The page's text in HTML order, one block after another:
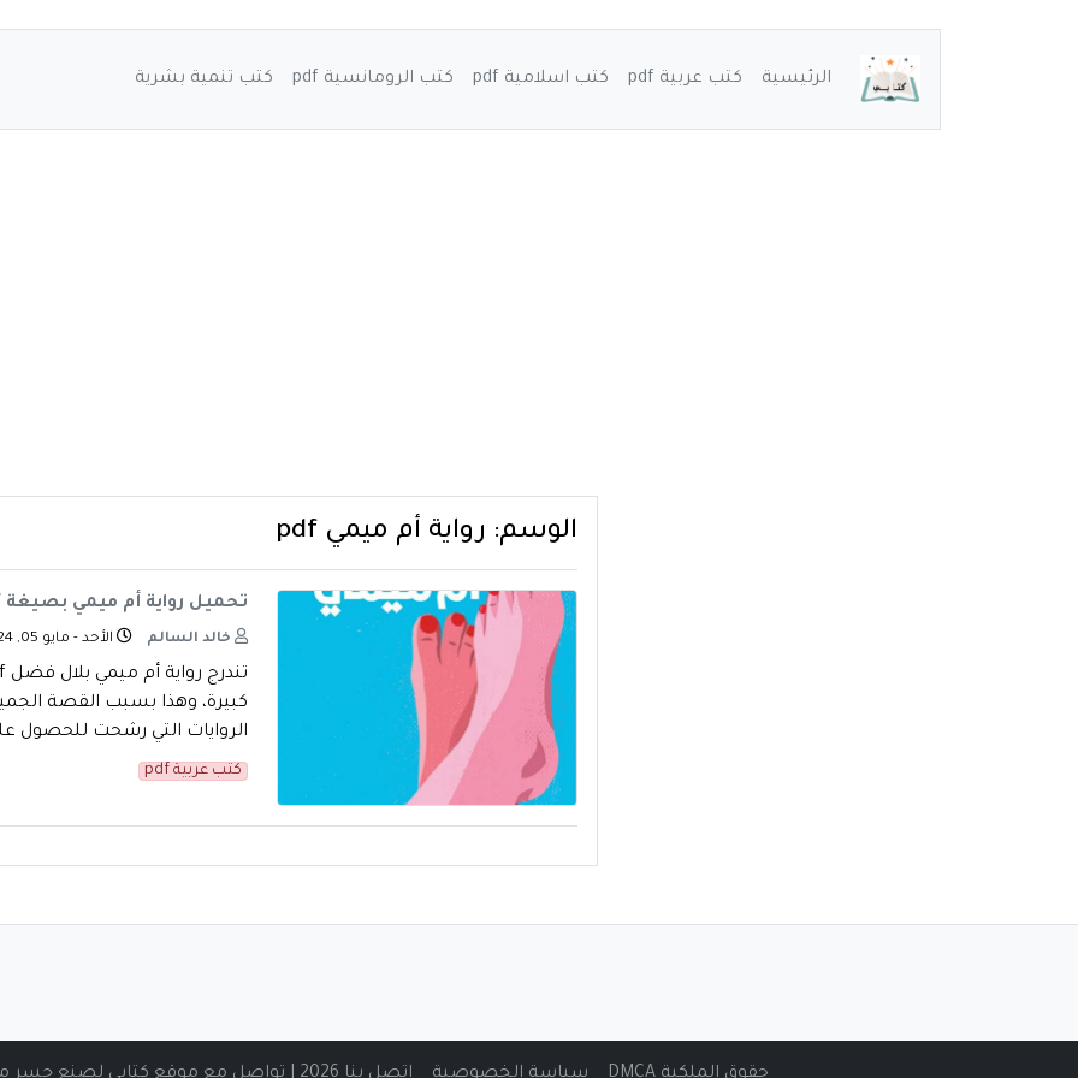
الرئيسية كتب عربية pdf كتب اسلامية pdf كتب الرومانسية pdf كتب تنمية بشرية
الوسم: رواية أم ميمي pdf
تحميل رواية أم ميمي بصيغة PDF للكاتب بلال فضل النسخة الأصلية
خالد السالم الأحد - مايو 05, 2024
كبيرة، وهذا بسبب القصة
الروايات التي رشحت للحصول
كتب عربية pdf